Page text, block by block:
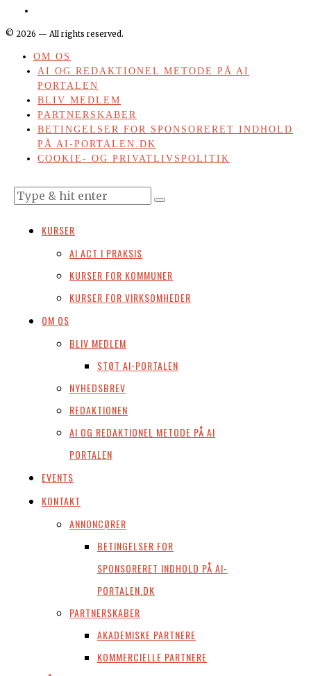
© 2026 — All rights reserved.
OM OS
AI OG REDAKTIONEL METODE PÅ AI
PORTALEN
BLIV MEDLEM
PARTNERSKABER
BETINGELSER FOR SPONSORERET INDHOLD
PÅ AI-PORTALEN.DK
COOKIE- OG PRIVATLIVSPOLITIK
KURSER
AI ACT I PRAKSIS
KURSER FOR KOMMUNER
KURSER FOR VIRKSOMHEDER
OM OS
BLIV MEDLEM
STØT AI-PORTALEN
NYHEDSBREV
REDAKTIONEN
AI OG REDAKTIONEL METODE PÅ AI
PORTALEN
EVENTS
KONTAKT
ANNONCØRER
BETINGELSER FOR
SPONSORERET INDHOLD PÅ AI-
PORTALEN.DK
PARTNERSKABER
AKADEMISKE PARTNERE
KOMMERCIELLE PARTNERE